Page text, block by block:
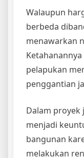
Walaupun
berbeda
menawarkan
pelapukan
penggantian
Dalam proyek
menjadi
bangunan
melakukan